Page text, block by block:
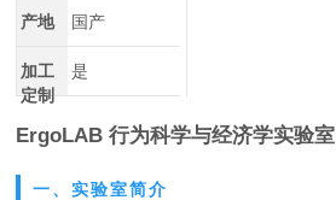
产地 国产
加工
定制
是
ErgoLAB 行为科学与经济学实验室
一、实验室简介